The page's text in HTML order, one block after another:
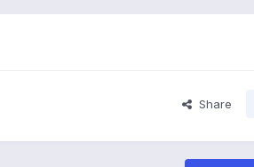
Share